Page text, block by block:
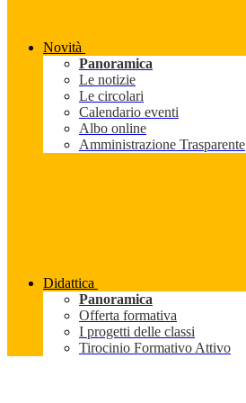
Novità
Panoramica
Le notizie
Le circolari
Calendario eventi
Albo online
Amministrazione Trasparente
Didattica
Panoramica
Offerta formativa
I progetti delle classi
Tirocinio Formativo Attivo